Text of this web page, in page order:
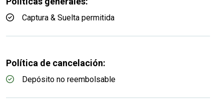
Captura & Suelta permitida
Política de cancelación:
Depósito no reembolsable